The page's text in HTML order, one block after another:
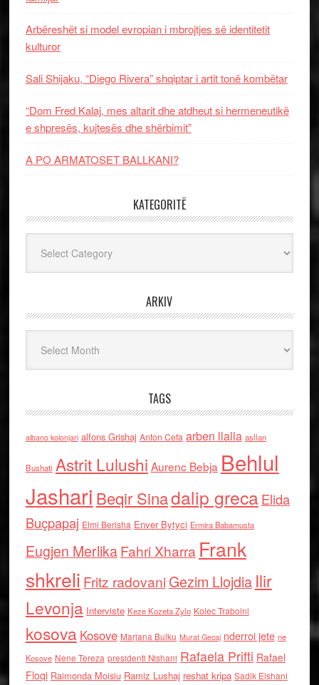
Arbëreshët si model evropian i mbrojtjes së identitetit
kulturor
Sali Shijaku, “Diego Rivera” shqiptar i artit tonë kombëtar
“Dom Fred Kalaj, mes altarit dhe atdheut si hermeneutikë
e shpresës, kujtesës dhe shërbimit”
A PO ARMATOSET BALLKANI?
KATEGORITË
ARKIV
TAGS
albano kolonjari alfons Grishaj Anton Cefa arben llalla asllan
Bushati Astrit Lulushi Aurenc Bebja Behlul
Jashari Beqir Sinadalip grecaElida
Buçpapaj Elmi Berisha Enver Bytyci Ermira Babamusta
Eugjen MerlikaFahri Xharra Frank
shkreli Fritz radovaniGezim Llojdia Ilir
Levonja Interviste Keze Kozeta Zylo Kolec Traboini
kosova Kosove Marjana Bulku Murat Gecaj nderroi jete ne
Kosove Nene Tereza presidenti Nishani Rafaela Prifti Rafael
Floqi Raimonda Moisiu Ramiz Lushaj reshat kripa Sadik Elshani